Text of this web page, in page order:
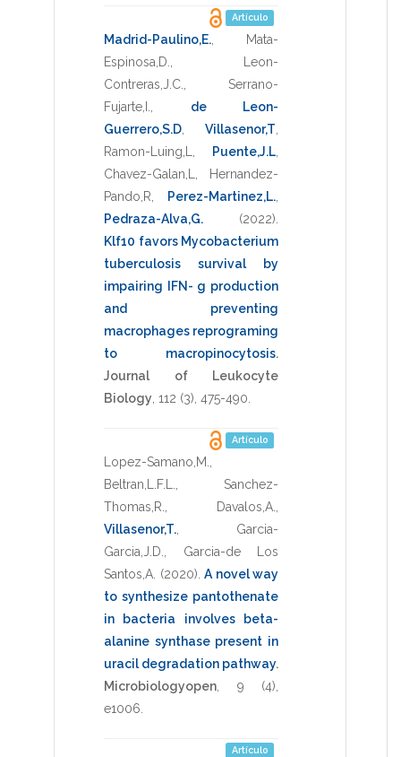
Artículo
Madrid-Paulino,E.
Mata-
Espinosa,D.
Leon-
Contreras,J.C.
Serrano-
Fujarte,I.
de Leon-
Guerrero,S.D
Villasenor,T
Ramon-Luing,L
Puente,J.L
Chavez-Galan,L
Hernandez-
Pando,R
Perez-Martinez,L.
Pedraza-Alva,G.
(2022)
Klf10 favors Mycobacterium
tuberculosis survival by
impairing IFN- g production
and preventing
macrophages reprograming
to macropinocytosis.
Journal of Leukocyte
Biology 112 (3), 475-490
Artículo
Lopez-Samano,M.
Beltran,L.F.L.
Sanchez-
Thomas,R.
Davalos,A.
Villasenor,T.
Garcia-
Garcia,J.D.
Garcia-de Los
Santos,A. (2020) A novel way
to synthesize pantothenate
in bacteria involves beta-
alanine synthase present in
uracil degradation pathway.
Microbiologyopen
9 (4),
e1006
Artículo